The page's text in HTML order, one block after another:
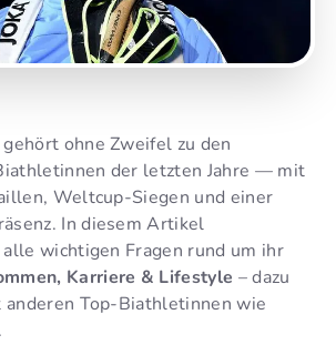
ohne Zweifel zu den
der letzten Jahre — mit
Weltcup-Siegen und einer
In diesem Artikel
wichtigen Fragen rund um ihr
Karriere & Lifestyle – dazu
Top-Biathletinnen wie
.